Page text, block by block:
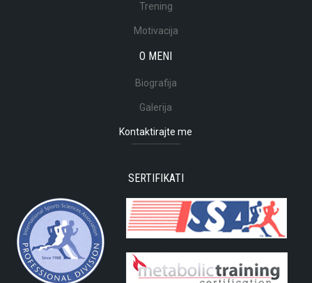
Trening
Motivacija
O MENI
Biografija
Galerija
Kontaktirajte me
SERTIFIKATI